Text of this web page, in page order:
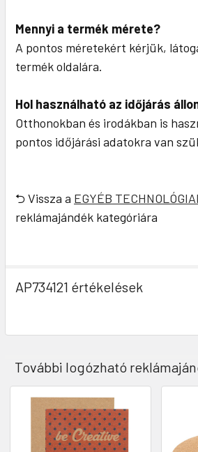
Mennyi a termék mérete?
A pontos méretekért kérjük,
termék oldalára.
Hol használható az időjárás
Otthonokban és irodákban is
pontos időjárási adatokra van
⮌ Vissza a EGYÉB
reklámajándék kategóriára
AP734121 értékelések
További logózható